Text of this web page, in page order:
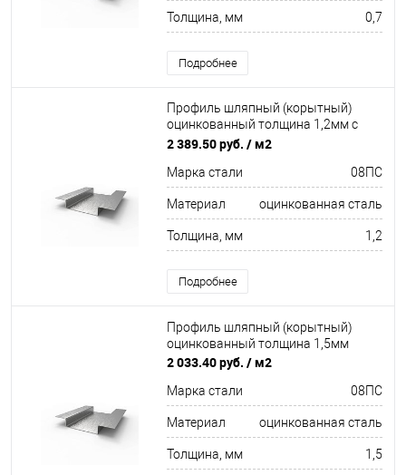
Толщина, мм 0,7
Подробнее
Профиль шляпный (корытный)
оцинкованный толщина 1,2мм с
отверстиями
2 389.50 руб. / м2
Марка стали 08ПC
Материал оцинкованная сталь
Толщина, мм 1,2
Подробнее
Профиль шляпный (корытный)
оцинкованный толщина 1,5мм
2 033.40 руб. / м2
Марка стали 08ПC
Материал оцинкованная сталь
Толщина, мм 1,5